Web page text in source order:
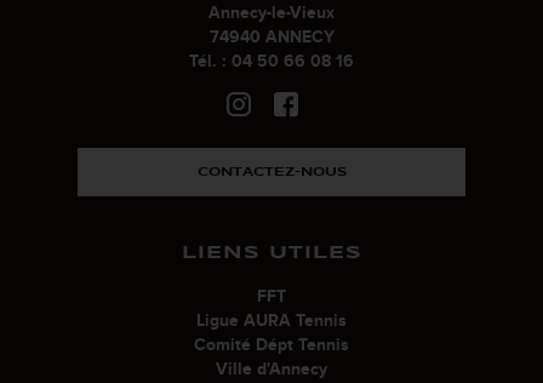
Annecy-le-Vieux
74940 ANNECY
Tél. : 04 50 66 08 16
CONTACTEZ-NOUS
LIENS UTILES
FFT
Ligue AURA Tennis
Comité Dépt Tennis
Ville d'Annecy